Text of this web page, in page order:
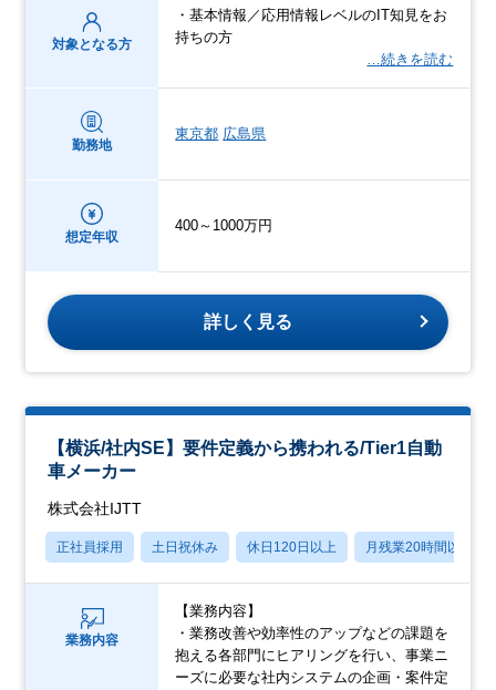
対象となる方
・基本情報／応用情報レベルのIT知見をお
持ちの方
…続きを読む
勤務地
東京都 広島県
想定年収
400～1000万円
詳しく見る
【横浜/社内SE】要件定義から携われる/Tier1⾃動
⾞メーカー
株式会社IJTT
正社員採用 土日祝休み 休日120日以上 月残業20時間以内
業務内容
【業務内容】
・業務改善や効率性のアップなどの課題を
抱える各部⾨にヒアリングを⾏い、事業ニ
ーズに必要な社内システムの企画・案件定